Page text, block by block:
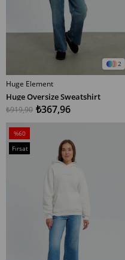
2
SEPETE EKLE
Huge Element
Huge Oversize Sweatshirt
₺367,96
₺919,90
%60
İndirim
%60İndirim
Fırsat